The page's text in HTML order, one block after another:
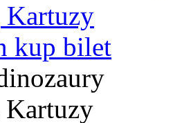
Kartuzy
kup bilet
Kartuzy